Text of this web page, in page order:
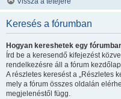
Keresés a fórumban
Hogyan kereshetek egy
Írd be a keresendő kifejezést
rendelkezésre áll a fórum
A részletes keresést a „Részletes
mely a fórum összes oldalán
megjelenéstől függ.